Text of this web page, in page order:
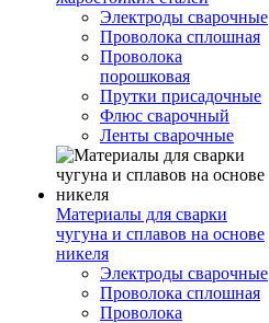
Электроды сварочные
Проволока сплошная
Проволока
порошковая
Прутки присадочные
Флюс сварочный
Ленты сварочные
Материалы для сварки
чугуна и сплавов на основе
никеля
Электроды сварочные
Проволока сплошная
Проволока